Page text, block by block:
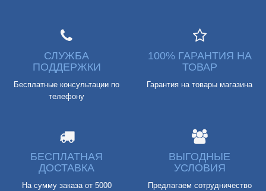
СЛУЖБА
ПОДДЕРЖКИ
Бесплатные консультации по
телефону
100% ГАРАНТИЯ НА
ТОВАР
Гарантия на товары магазина
БЕСПЛАТНАЯ
ДОСТАВКА
На сумму заказа от 5000
ВЫГОДНЫЕ
УСЛОВИЯ
Предлагаем сотрудничество